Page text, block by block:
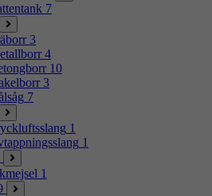
7
3
4
10
3
7
1
1
1